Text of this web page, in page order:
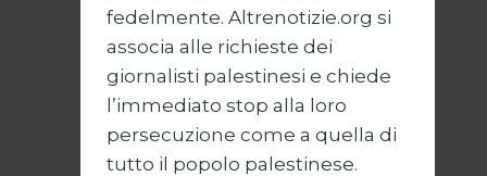
fedelmente. Altrenotizie.org si
associa alle richieste dei
giornalisti palestinesi e chiede
l’immediato stop alla loro
persecuzione come a quella di
tutto il popolo palestinese.